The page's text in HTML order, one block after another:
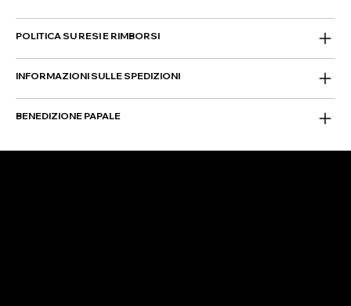
POLITICA SU RESI E RIMBORSI
INFORMAZIONI SULLE SPEDIZIONI
BENEDIZIONE PAPALE